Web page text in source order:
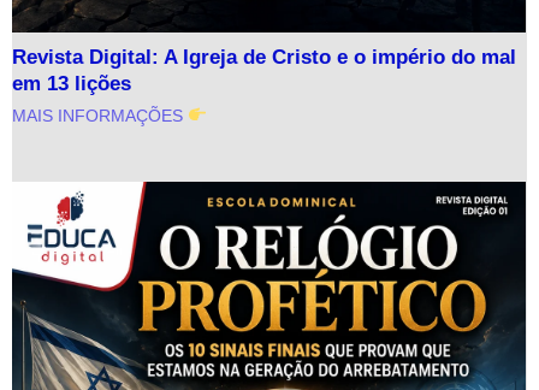
Revista Digital: A Igreja de Cristo e o império do mal
em 13 lições
MAIS INFORMAÇÕES